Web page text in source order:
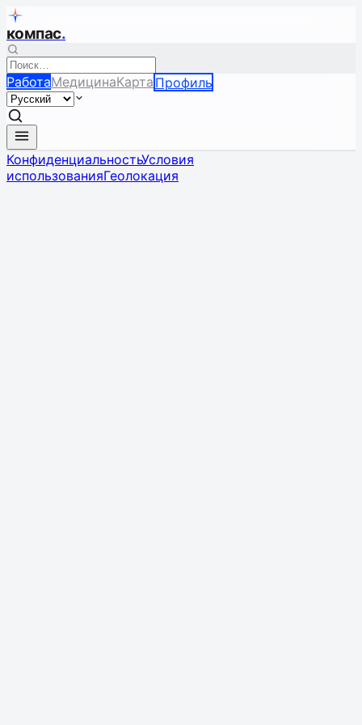
компас.
РаботаМедицинаКарта Профиль
КонфиденциальностьУсловия
использованияГеолокация